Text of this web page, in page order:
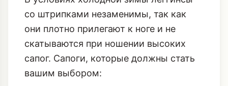
Зимние Альтернативы: Сапоги и
Удлиненный Силуэт
В условиях холодной зимы леггинсы
со штрипками незаменимы, так как
они плотно прилегают к ноге и не
скатываются при ношении высоких